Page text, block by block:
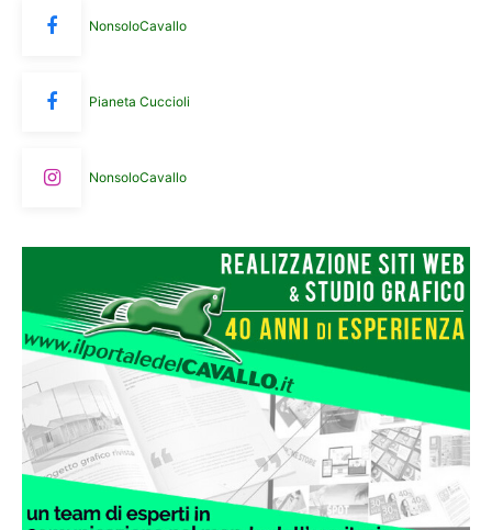
NonsoloCavallo
Pianeta Cuccioli
NonsoloCavallo